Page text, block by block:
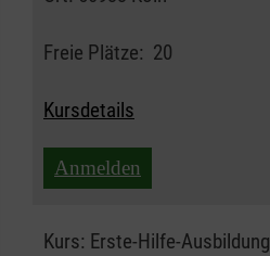
Freie Plätze: 20
Kursdetails
Anmelden
Kurs: Erste-Hilfe-Ausbildung